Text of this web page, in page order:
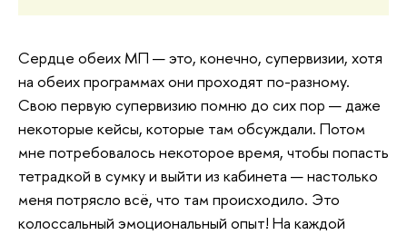
Сердце обеих МП — это, конечно, супервизии, хотя
на обеих программах они проходят по-разному.
Свою первую супервизию помню до сих пор — даже
некоторые кейсы, которые там обсуждали. Потом
мне потребовалось некоторое время, чтобы попасть
тетрадкой в сумку и выйти из кабинета — настолько
меня потрясло всё, что там происходило. Это
колоссальный эмоциональный опыт! На каждой